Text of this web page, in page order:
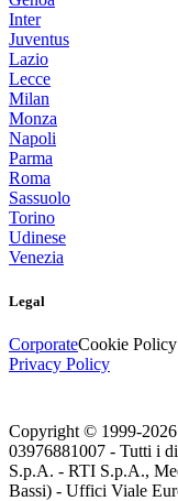
Inter
Juventus
Lazio
Lecce
Milan
Monza
Napoli
Parma
Roma
Sassuolo
Torino
Udinese
Venezia
Legal
CorporateCookie Policy
Privacy Policy
Copyright © 1999-2026
03976881007 - Tutti i
S.p.A. - RTI S.p.A.,
Bassi) - Uffici Viale